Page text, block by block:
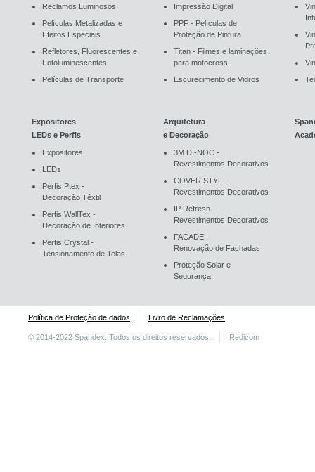
Reclamos Luminosos
Películas Metalizadas e
Efeitos Especiais
Refletores, Fluorescentes e
Fotoluminescentes
Películas de Transporte
Impressão Digital
PPF - Películas de
Proteção de Pintura
Titan - Filmes e laminações
para motocross
Escurecimento de Vidros
Expositores
LEDs e Perfis
Expositores
LEDs
Perfis Ptex -
Decoração Têxtil
Perfis WallTex -
Decoração de Interiores
Perfis Crystal -
Tensionamento de Telas
Arquitetura
e Decoração
3M DI-NOC -
Revestimentos Decorativos
COVER STYL -
Revestimentos Decorativos
IP Refresh -
Revestimentos Decorativos
FACADE -
Renovação de Fachadas
Proteção Solar e
Segurança
Política de Proteção de dados Livro de Reclamações
© 2014-2022 Spandex. Todos os direitos reservados. Redicom